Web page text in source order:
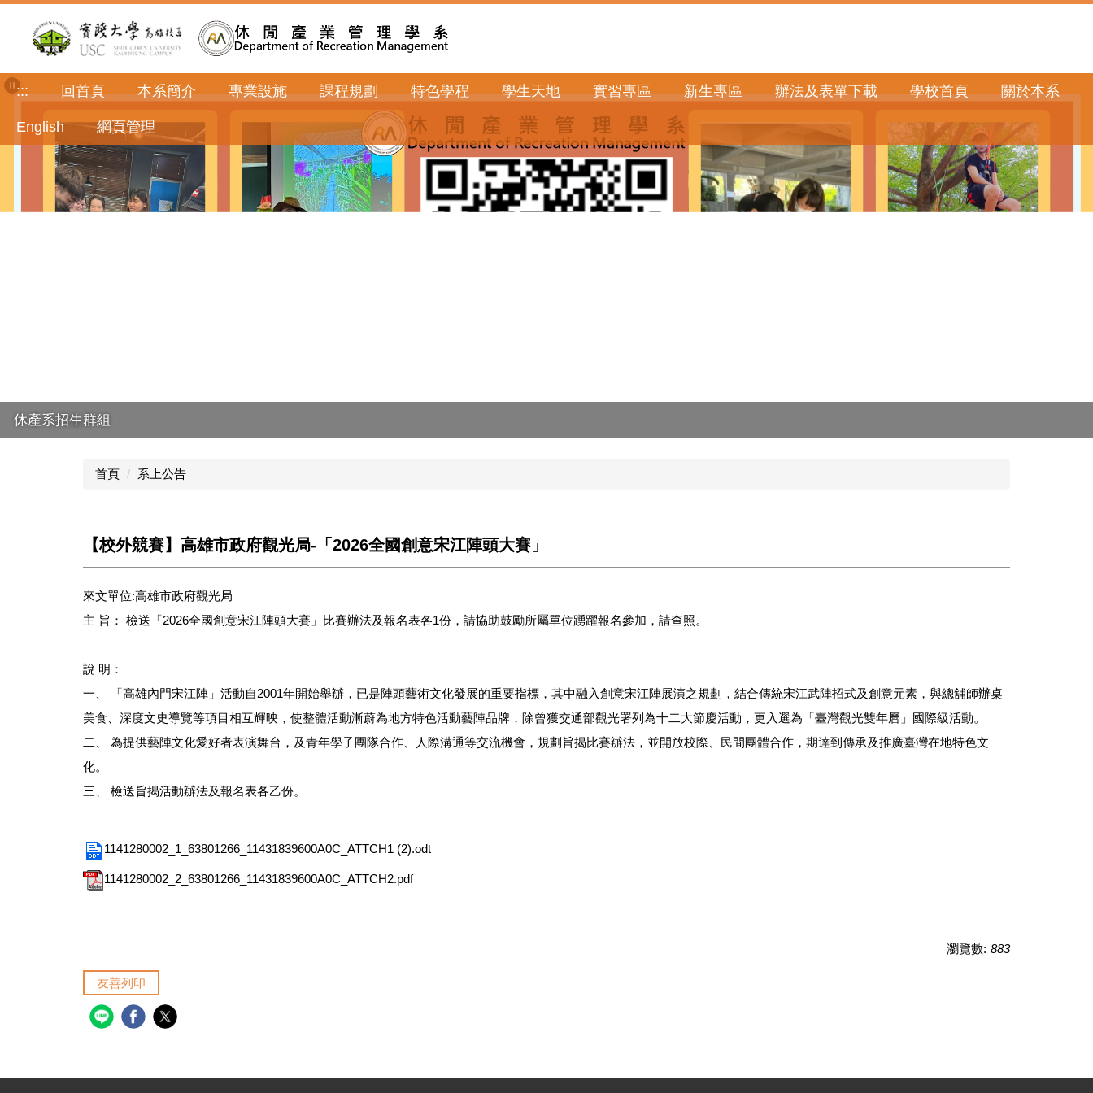
內
區
::: 回首頁 本系簡介 專業設施 課程規劃 特色學程 學生天地 實習專區 新生專區 辦法及表單下載 學校首頁 關於本系
English 網頁管理
休產系招生群組
首頁 系上公告
【校外競賽】高雄市政府觀光局-「2026全國創意宋江陣頭大賽」
來文單位:高雄市政府觀光局
主 旨： 檢送「2026全國創意宋江陣頭大賽」比賽辦法及報名表各1份，請協助鼓勵所屬單位踴躍報名參加，請查照。
說 明：
一、 「高雄內門宋江陣」活動自2001年開始舉辦，已是陣頭藝術文化發展的重要指標，其中融入創意宋江陣展演之規劃，結合傳統宋江武陣招式及創意元素，與總舖師辦桌
美食、深度文史導覽等項目相互輝映，使整體活動漸蔚為地方特色活動藝陣品牌，除曾獲交通部觀光署列為十二大節慶活動，更入選為「臺灣觀光雙年曆」國際級活動。
二、 為提供藝陣文化愛好者表演舞台，及青年學子團隊合作、人際溝通等交流機會，規劃旨揭比賽辦法，並開放校際、民間團體合作，期達到傳承及推廣臺灣在地特色文
化。
三、 檢送旨揭活動辦法及報名表各乙份。
1141280002_1_63801266_11431839600A0C_ATTCH1 (2).odt
1141280002_2_63801266_11431839600A0C_ATTCH2.pdf
瀏覽數: 883
友善列印